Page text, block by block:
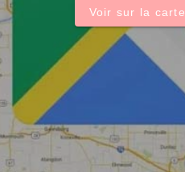
Voir sur la carte